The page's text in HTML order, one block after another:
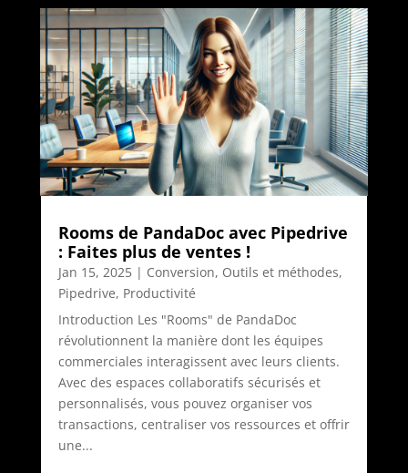
Rooms de PandaDoc avec Pipedrive
: Faites plus de ventes !
Jan 15, 2025| Conversion, Outils et méthodes,
Pipedrive, Productivité
Introduction Les "Rooms" de PandaDoc
révolutionnent la manière dont les équipes
commerciales interagissent avec leurs clients.
Avec des espaces collaboratifs sécurisés et
personnalisés, vous pouvez organiser vos
transactions, centraliser vos ressources et offrir
une...